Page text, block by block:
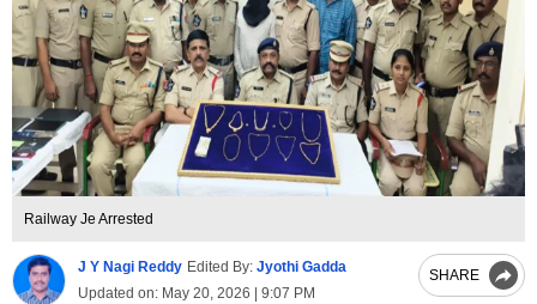
Railway Je Arrested
J Y Nagi Reddy Edited By: Jyothi Gadda
Updated on: May 20, 2026 | 9:07 PM
SHARE